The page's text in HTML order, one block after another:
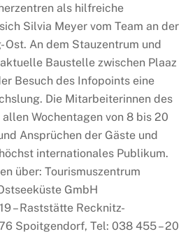
als hilfreiche
Silvia Meyer vom Team an der
Ost. An dem Stauzentrum und
Baustelle zwischen Plaaz
Besuch des Infopoints eine
Die Mitarbeiterinnen des
Wochentagen von 8 bis 20
Ansprüchen der Gäste und
internationales Publikum.
über: Tourismuszentrum
GmbH
– Raststätte Recknitz-
Spoitgendorf, Tel: 038 455 – 20